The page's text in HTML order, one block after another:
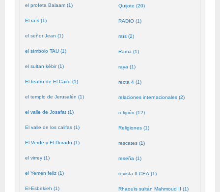
el profeta Balaam (1)
El raïs (1)
el señor Jean (1)
el símbolo TAU (1)
el sultan kébir (1)
El teatro de El Cairo (1)
el templo de Jerusalén (1)
el valle de Josafat (1)
El valle de los califas (1)
El Verde y El Dorado (1)
el virrey (1)
el Yemen feliz (1)
El-Esbekieh (1)
Quijote (20)
RADIO (1)
raïs (2)
Rama (1)
raya (1)
recta 4 (1)
relaciones internacionales (2)
religión (12)
Religiones (1)
rescates (1)
reseña (1)
revista ILCEA (1)
Rhaouïs sultán Mahmoud II (1)